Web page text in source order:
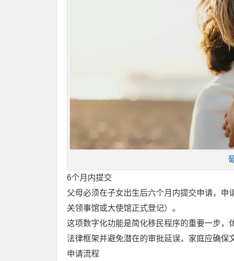
6个月内提交
父母必须在子女出生后六个月内提交申请，
关领事馆或大使馆正式登记）。
这项数字化功能是简化移民程序的重要一步，
法律框架并避免潜在的审批延误，家庭应确保
申请流程